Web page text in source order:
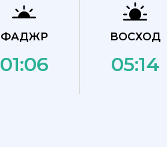
ФАДЖР
01:06
ВОСХОД
05:14